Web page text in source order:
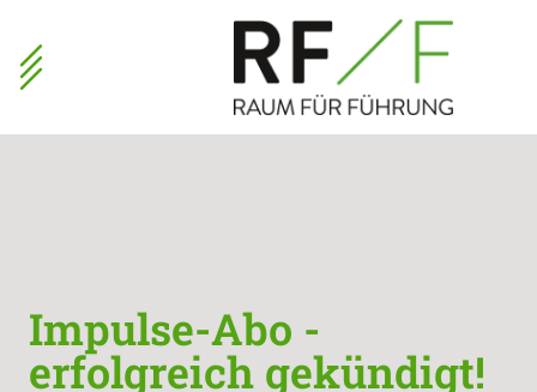
Impulse-Abo -
erfolgreich gekündigt!